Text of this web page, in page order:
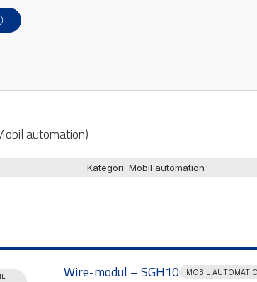
automation)
Kategori: Mobil automation
Wire-modul – SGH10 MOBIL